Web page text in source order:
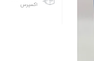
اکسپرس